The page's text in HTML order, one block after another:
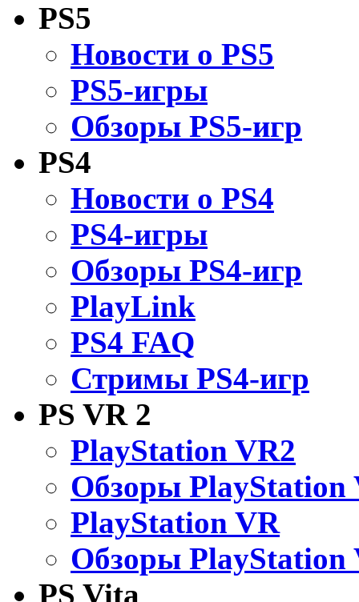
PS5
Новости о PS5
PS5-игры
Обзоры PS5-игр
PS4
Новости о PS4
PS4-игры
Обзоры PS4-игр
PlayLink
PS4 FAQ
Стримы PS4-игр
PS VR 2
PlayStation VR2
Обзоры PlayStation
PlayStation VR
Обзоры PlayStation
PS Vita